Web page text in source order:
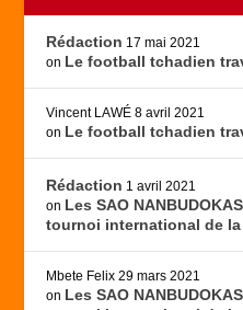
Rédaction 17 mai 2021
on Le football tchadien
Vincent LAWÉ 8 avril 2021
on Le football tchadien
Rédaction 1 avril 2021
on Les SAO
tournoi international de la
Mbete Felix 29 mars 2021
on Les SAO